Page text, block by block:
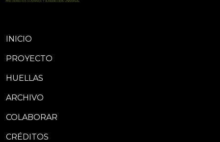
INICIO
PROYECTO
HUELLAS
ARCHIVO
COLABORAR
CRÉDITOS